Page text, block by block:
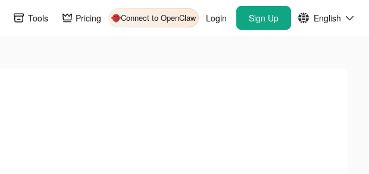
Tools Pricing Connect to OpenClaw Login Sign Up English